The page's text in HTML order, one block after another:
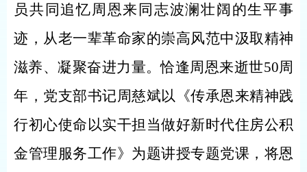
员共同追忆周恩来同志波澜壮阔的生平事
迹，从老一辈革命家的崇高风范中汲取精神
滋养、凝聚奋进力量。恰逢周恩来逝世50周
年，党支部书记周慈斌以《传承恩来精神践
行初心使命以实干担当做好新时代住房公积
金管理服务工作》为题讲授专题党课，将恩